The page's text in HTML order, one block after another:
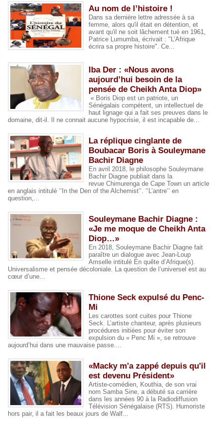
Au nom de l’histoire !
Dans sa dernière lettre adressée à sa
femme, alors qu'il était en détention, et
avant qu'il ne soit lâchement tué en 1961,
Patrice Lumumba, écrivait : "L’Afrique
écrira sa propre histoire". Ce...
Iba Der : «Nous avons
aujourd’hui besoin de la
pensée de Cheikh Anta Diop»
« Boris Diop est un patriote, un
Sénégalais compétent, un intellectuel de
haut lignage qui a fait ses preuves dans le
domaine, dit-il. Il ne connait aucune hypocrisie, il est incapable de...
La réplique cinglante de
Boubacar Boris à Souleymane
Bachir Diagne
En avril 2018, le philosophe Souleymane
Bachir Diagne publiait dans la
revue Chimurenga de Cape Town un article
en anglais intitulé ‘’In the Den of the Alchemist’’. ‘’L’antre’’ en
question,...
​Souleymane Bachir Diagne :
«Je me moque de Cheikh Anta
Diop…»
En 2018, Souleymane Bachir Diagne fait
paraître un dialogue avec Jean-Loup
Amselle intitulé En quête d’Afrique(s).
Universalisme et pensée décoloniale. La question de l’universel est au
cœur d’une...
​Thione Seck expulsé du Penc-
Mi
Les carottes sont cuites pour Thione
Seck. L’artiste chanteur, après plusieurs
procédures initiées pour éviter son
expulsion du « Penc Mi », se retrouve
aujourd’hui dans une mauvaise passe....
«Macky m'a zappé depuis qu'il
est devenu Président»
Artiste-comédien, Kouthia, de son vrai
nom Samba Sine, a débuté sa carrière
dans les années 90 à la Radiodiffusion
Télévision Sénégalaise (RTS). Humoriste
hors pair, il a fait les beaux jours de Walf...